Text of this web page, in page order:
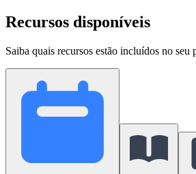
Recursos disponíveis
Saiba quais recursos estão incluídos no seu